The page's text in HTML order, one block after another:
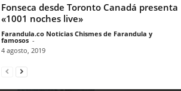
Fonseca desde Toronto Canadá presenta
«1001 noches live»
Farandula.co Noticias Chismes de Farandula y
famosos -
4 agosto, 2019